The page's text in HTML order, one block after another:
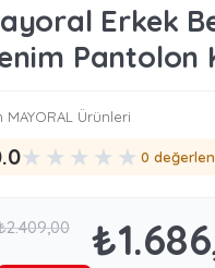
Erkek
Pantolon
MAYORAL Ürünleri
★ ★ ★ ★ ★ 0